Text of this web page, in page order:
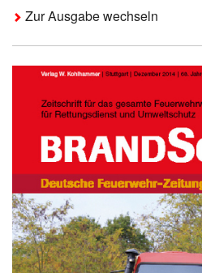
Zur Ausgabe wechseln